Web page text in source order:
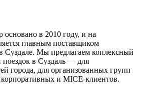
основано в 2010 году, и на
главным поставщиком
Суздале. Мы предлагаем коплексный
поездок в Суздаль — для
города, для организованных групп
корпоративных и MICE-клиентов.